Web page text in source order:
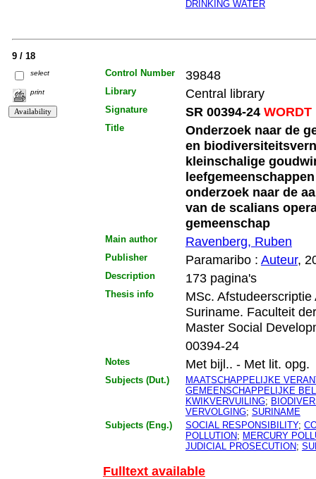
DRINKING WATER
9 / 18
select
print
Control Number 39848
Library Central library
Signature SR 00394-24WORDT
Title
Onderzoek naar de
en
kleinschalige
onderzoek naar de
van de scalians
gemeenschap
Main author Ravenberg, Ruben
Publisher Paramaribo : Auteur,
Description 173 pagina's
Thesis info
MSc.
Suriname. Faculteit
Master Social
00394-24
Notes Met bijl.. - Met lit. opg.
Subjects (Dut.)
MAATSCHAPPELIJKE
GEMEENSCHAPPELIJKE
KWIKVERVUILING;
VERVOLGING; SURINAME
Subjects (Eng.)
SOCIAL RESPONSIBILITY;
POLLUTION; MERCURY
JUDICIAL PROSECUTION;
Fulltext available